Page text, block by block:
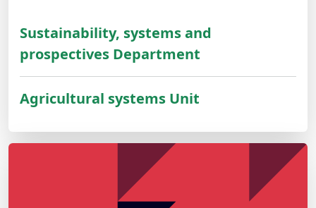
Sustainability, systems and
prospectives Department
Agricultural systems Unit